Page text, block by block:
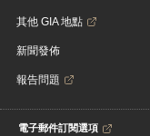
其他 GIA 地點
新聞發佈
報告問題
電子郵件訂閱選項